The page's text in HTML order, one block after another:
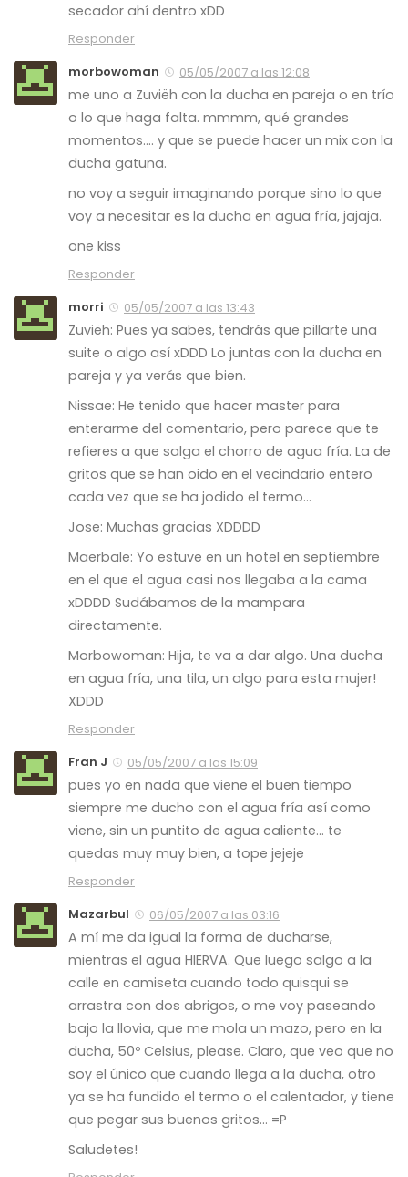
secador ahí dentro xDD
Responder
morbowoman
05/05/2007 a las 12:08
me uno a Zuviëh con la ducha en pareja o en trío
o lo que haga falta. mmmm, qué grandes
momentos…. y que se puede hacer un mix con la
ducha gatuna.
no voy a seguir imaginando porque sino lo que
voy a necesitar es la ducha en agua fría, jajaja.
one kiss
Responder
morri
05/05/2007 a las 13:43
Zuviëh: Pues ya sabes, tendrás que pillarte una
suite o algo así xDDD Lo juntas con la ducha en
pareja y ya verás que bien.
Nissae: He tenido que hacer master para
enterarme del comentario, pero parece que te
refieres a que salga el chorro de agua fría. La de
gritos que se han oido en el vecindario entero
cada vez que se ha jodido el termo…
Jose: Muchas gracias XDDDD
Maerbale: Yo estuve en un hotel en septiembre
en el que el agua casi nos llegaba a la cama
xDDDD Sudábamos de la mampara
directamente.
Morbowoman: Hija, te va a dar algo. Una ducha
en agua fría, una tila, un algo para esta mujer!
XDDD
Responder
Fran J
05/05/2007 a las 15:09
pues yo en nada que viene el buen tiempo
siempre me ducho con el agua fría así como
viene, sin un puntito de agua caliente… te
quedas muy muy bien, a tope jejeje
Responder
Mazarbul
06/05/2007 a las 03:16
A mí me da igual la forma de ducharse,
mientras el agua HIERVA. Que luego salgo a la
calle en camiseta cuando todo quisqui se
arrastra con dos abrigos, o me voy paseando
bajo la llovia, que me mola un mazo, pero en la
ducha, 50º Celsius, please. Claro, que veo que no
soy el único que cuando llega a la ducha, otro
ya se ha fundido el termo o el calentador, y tiene
que pegar sus buenos gritos… =P
Saludetes!